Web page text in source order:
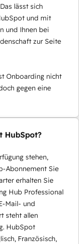
lässt sich
und mit
und Ihnen bei
zur Seite
Onboarding nicht
gegen eine
HubSpot?
stehen,
Abonnement Sie
erhalten Sie
Hub Professional
Mail- und
steht allen
HubSpot
Französisch,